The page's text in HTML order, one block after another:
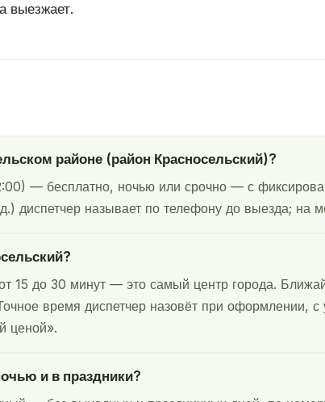
выезжает.
районе (район Красносельский)?
— бесплатно, ночью или срочно — с
диспетчер называет по телефону до выезда; на
15 до 30 минут — это самый центр города.
время диспетчер назовёт при оформлении,
ценой».
и в праздники?